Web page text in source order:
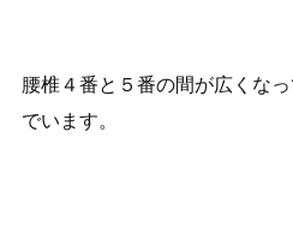
腰椎４番と５番の間が広くな
でいます。